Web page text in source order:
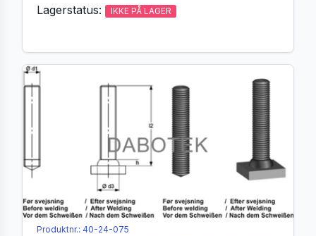
Lagerstatus: IKKE PÅ LAGER
Produktnr.: 40-24-075